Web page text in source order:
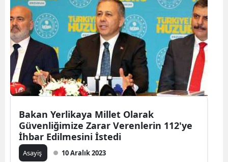
Bakan Yerlikaya Millet Olarak
Güvenliğimize Zarar Verenlerin 112'ye
İhbar Edilmesini İstedi
Asayiş 10 Aralık 2023